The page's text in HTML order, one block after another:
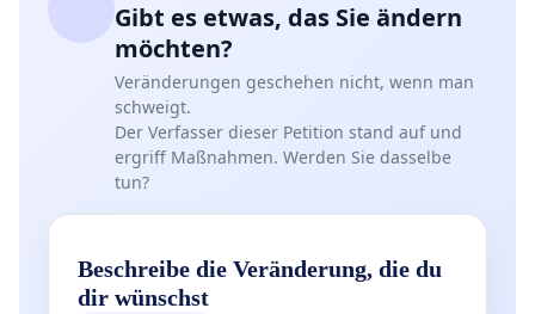
Gibt es etwas, das Sie ändern
möchten?
Veränderungen geschehen nicht, wenn man
schweigt.
Der Verfasser dieser Petition stand auf und
ergriff Maßnahmen. Werden Sie dasselbe
tun?
Beschreibe die Veränderung, die du
dir wünschst